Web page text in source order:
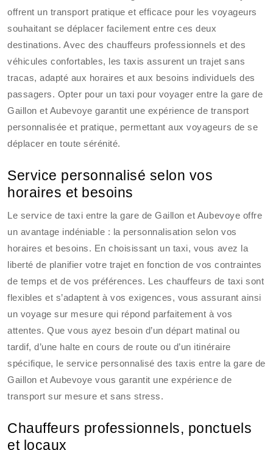
offrent un transport pratique et efficace pour les voyageurs
souhaitant se déplacer facilement entre ces deux
destinations. Avec des chauffeurs professionnels et des
véhicules confortables, les taxis assurent un trajet sans
tracas, adapté aux horaires et aux besoins individuels des
passagers. Opter pour un taxi pour voyager entre la gare de
Gaillon et Aubevoye garantit une expérience de transport
personnalisée et pratique, permettant aux voyageurs de se
déplacer en toute sérénité.
Service personnalisé selon vos
horaires et besoins
Le service de taxi entre la gare de Gaillon et Aubevoye offre
un avantage indéniable : la personnalisation selon vos
horaires et besoins. En choisissant un taxi, vous avez la
liberté de planifier votre trajet en fonction de vos contraintes
de temps et de vos préférences. Les chauffeurs de taxi sont
flexibles et s’adaptent à vos exigences, vous assurant ainsi
un voyage sur mesure qui répond parfaitement à vos
attentes. Que vous ayez besoin d’un départ matinal ou
tardif, d’une halte en cours de route ou d’un itinéraire
spécifique, le service personnalisé des taxis entre la gare de
Gaillon et Aubevoye vous garantit une expérience de
transport sur mesure et sans stress.
Chauffeurs professionnels, ponctuels
et locaux